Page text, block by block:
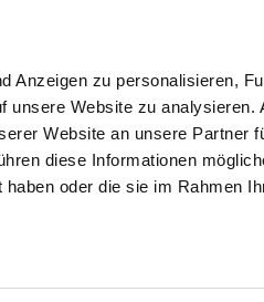
Anzeigen zu personalisieren,
unsere Website zu analysieren.
Website an unsere Partner
diese Informationen
oder die sie im Rahmen
SEARCH TIPS &